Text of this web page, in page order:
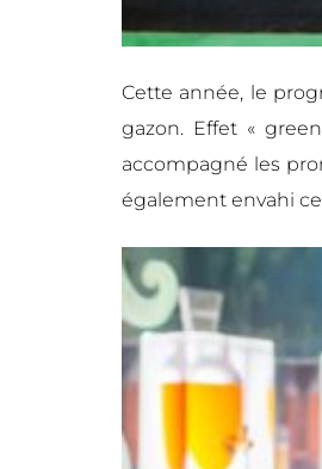
Cette année, le
gazon. Effet «
accompagné les
également envahi